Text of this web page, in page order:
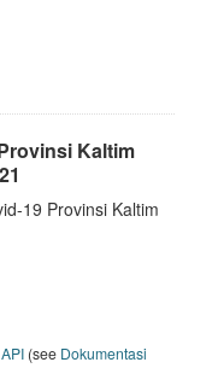
Kaltim
19 Provinsi Kaltim
API (see Dokumentasi